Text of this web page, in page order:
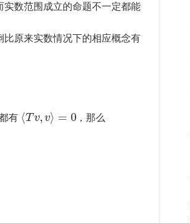
数范围成立的命题不一定都能
原来实数情况下的相应概念有
有 ⟨T v, v⟩ = 0 ，那么